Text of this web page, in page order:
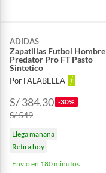
ADIDAS
Zapatillas Futbol Hombre
Predator Pro FT Pasto
Sintetico
Por FALABELLA
S/ 384.30 -30%
S/ 549
Llega mañana
Retira hoy
Envío en 180 minutos